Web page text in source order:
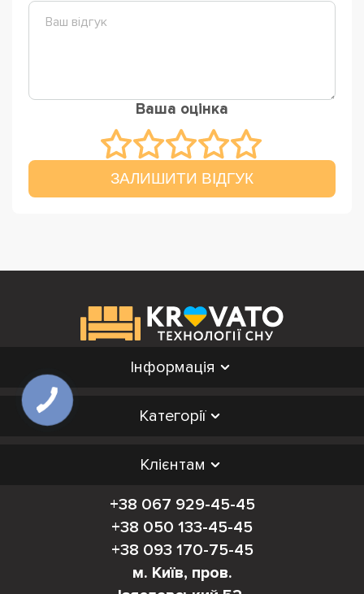
Ваша оцінка
ЗАЛИШИТИ ВІДГУК
Інформація
Категорії
Клієнтам
+38 067 929-45-45
+38 050 133-45-45
+38 093 170-75-45
м. Київ, пров.